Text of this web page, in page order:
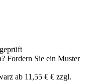
Fordern Sie ein Muster